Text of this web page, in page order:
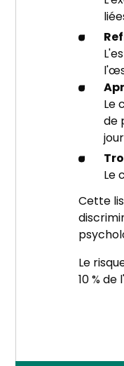
Le
de
Le
Cette
Le
10 %